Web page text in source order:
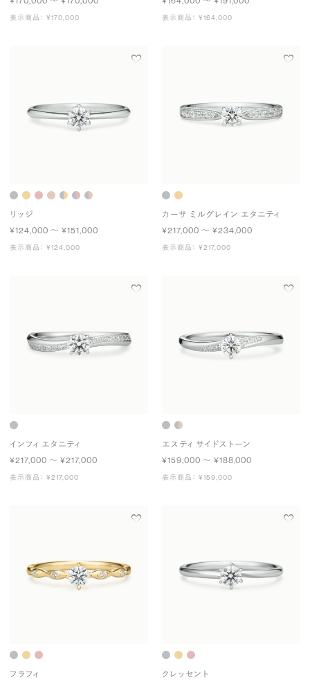
表示商品： ¥170,000 表示商品： ¥164,000
リッジ
¥124,000 〜 ¥151,000
表示商品： ¥124,000
カーサ ミルグレイン エタニティ
¥217,000 〜 ¥234,000
表示商品： ¥217,000
インフィ エタニティ
¥217,000 〜 ¥217,000
表示商品： ¥217,000
エスティ サイドストーン
¥159,000 〜 ¥188,000
表示商品： ¥159,000
フラフィ
クレッセント